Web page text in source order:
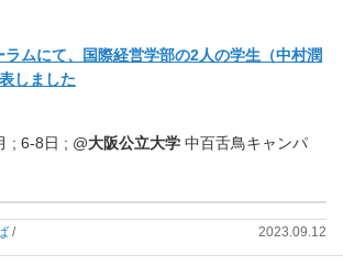
ムにて、国際経営学部の2人の学生（中村潤
しました
; 6-8日 ; @大阪公立大学 中百舌鳥キャンパ
/ 2023.09.12